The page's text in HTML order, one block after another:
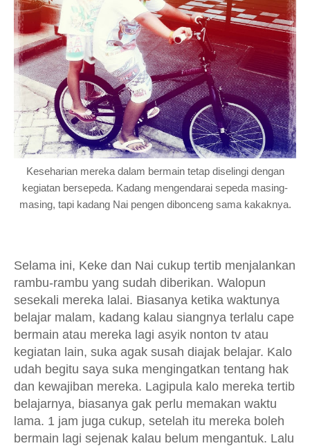
Keseharian mereka dalam bermain tetap diselingi dengan
kegiatan bersepeda. Kadang mengendarai sepeda masing-
masing, tapi kadang Nai pengen dibonceng sama kakaknya.
Selama ini, Keke dan Nai cukup tertib menjalankan
rambu-rambu yang sudah diberikan. Walopun
sesekali mereka lalai. Biasanya ketika waktunya
belajar malam, kadang kalau siangnya terlalu cape
bermain atau mereka lagi asyik nonton tv atau
kegiatan lain, suka agak susah diajak belajar. Kalo
udah begitu saya suka mengingatkan tentang hak
dan kewajiban mereka. Lagipula kalo mereka tertib
belajarnya, biasanya gak perlu memakan waktu
lama. 1 jam juga cukup, setelah itu mereka boleh
bermain lagi sejenak kalau belum mengantuk. Lalu